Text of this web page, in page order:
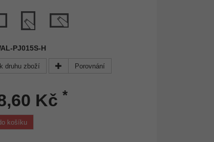
PJ015S-H
druhu zboží Porovnání
Kč *
košíku